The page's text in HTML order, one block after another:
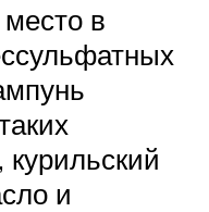
в
и